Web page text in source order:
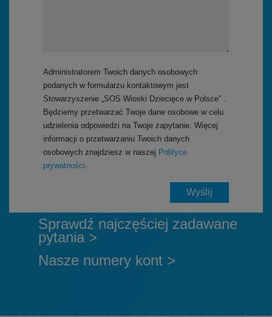
Administratorem Twoich danych osobowych
podanych w formularzu kontaktowym jest
Stowarzyszenie „SOS Wioski Dziecięce w Polsce” .
Będziemy przetwarzać Twoje dane osobowe w celu
udzielenia odpowiedzi na Twoje zapytanie. Więcej
informacji o przetwarzaniu Twoich danych
osobowych znajdziesz w naszej Polityce
prywatności.
Sprawdź najczęściej zadawane
pytania >
Nasze numery kont >